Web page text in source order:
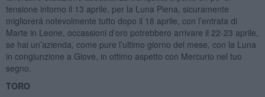
tensione intorno il 13 aprile, per la Luna Piena, sicuramente
migliorerá notevolmente tutto dopo il 18 aprile, con l’entrata di
Marte in Leone, occassioni d’oro potrebbero arrivare il 22-23 aprile,
se hai un’azienda, come pure l’ultimo giorno del mese, con la Luna
in congiunzione a Giove, in ottimo aspetto con Mercurio nel tuo
segno.
TORO